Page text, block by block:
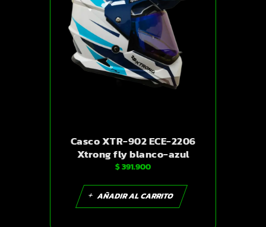
Casco XTR-902 ECE-2206
Xtrong fly blanco-azul
brillo visor dorado XL |
$ 391.900
AÑADIR AL CARRITO